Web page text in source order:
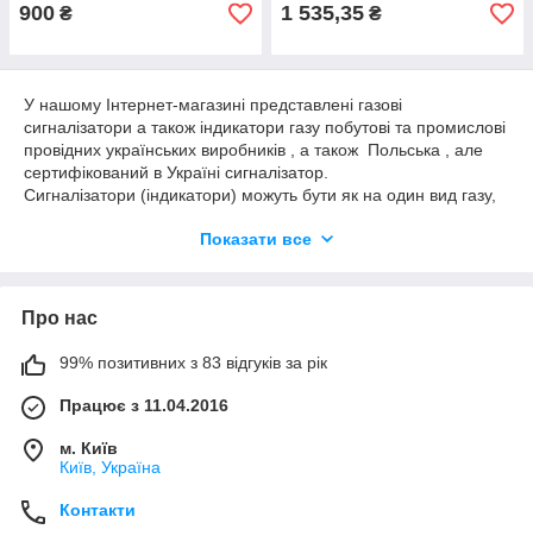
900 ₴ 1 535,35 ₴
У нашому Інтернет-магазині представлені газові
сигналізатори а також індикатори газу побутові та промислові
провідних українських виробників , а також Польська , але
сертифікований в Україні сигналізатор.
Сигналізатори (індикатори) можуть бути як на один вид газу,
електромагнітного клапану, який відразу ж перекриває
Показати все
Про нас
99% позитивних з 83 відгуків за рік
Працює з 11.04.2016
м. Київ
Київ, Україна
Контакти